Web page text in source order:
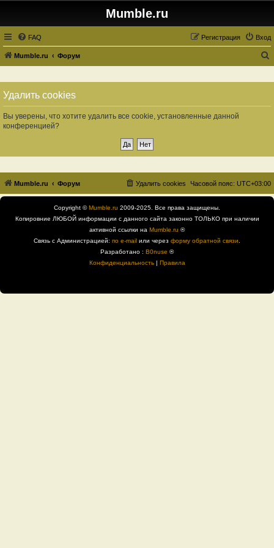
Mumble.ru
FAQ Вход
Регистрация
Mumble.ru Форум
и
Удалить cookies
Вы уверены, что хотите удалить все cookie, установленные данной
конференцией?
Mumble.ru Форум Часовой пояс: UTC+03:00
Удалить cookies
Copyright ©Mumble.ru 2009-2025. Все права защищены.
Копировние ЛЮБОЙ информации с данного сайта законно ТОЛЬКО при наличии
активной ссылки на Mumble.ru ®
Связь с Администрацией: по e-mail или через форму обратной связи
Разработано : B0nuse ®
Конфиденциальность| Правила